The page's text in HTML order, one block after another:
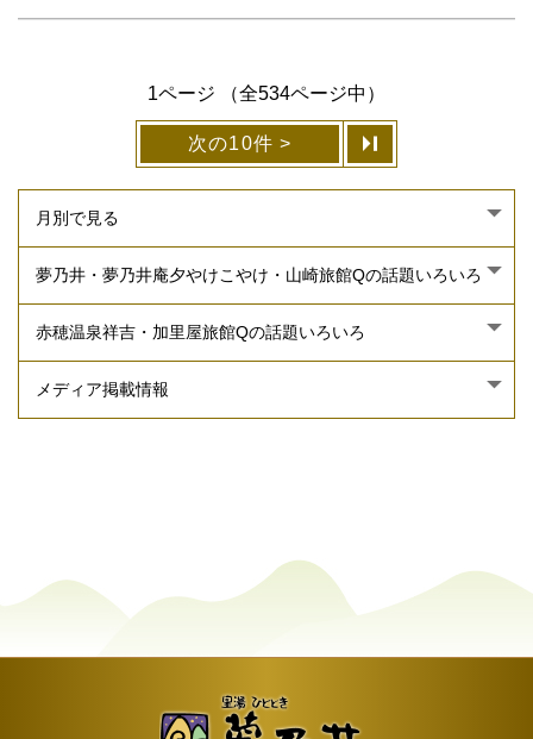
1ページ （全534ページ中）
次の10件